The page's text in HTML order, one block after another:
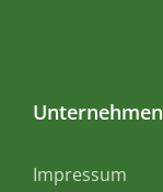
Unternehmen
Impressum